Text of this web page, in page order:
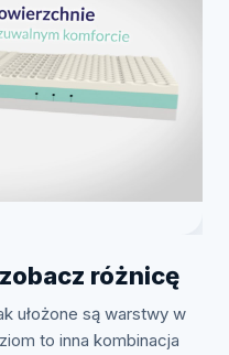
różnicę
ułożone są warstwy w
to inna kombinacja